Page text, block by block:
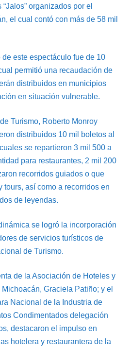
organizados por el
el cual contó con más de 58 mil
este espectáculo fue de 10
permitió una recaudación de
distribuidos en municipios
en situación vulnerable.
Turismo, Roberto Monroy
distribuidos 10 mil boletos al
se repartieron 3 mil 500 a
para restaurantes, 2 mil 200
recorridos guiados o que
tours, así como a recorridos en
de leyendas.
se logró la incorporación
de servicios turísticos de
de Turismo.
de la Asociación de Hoteles y
Graciela Patiño; y el
Nacional de la Industria de
Condimentados delegación
destacaron el impulso en
hotelera y restaurantera de la